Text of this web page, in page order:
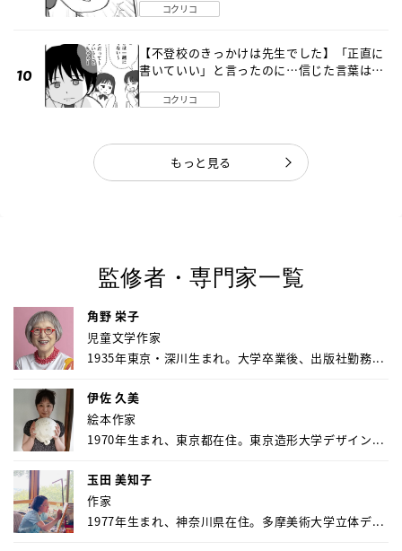
コクリコ
【不登校のきっかけは先生でした】「正直に
書いていい」と言ったのに…信じた言葉は噓
コクリコ
もっと見る
監修者・専門家一覧
角野 栄子
児童文学作家
1935年東京・深川生まれ。大学卒業後、出版社勤務...
伊佐 久美
絵本作家
1970年生まれ、東京都在住。東京造形大学デザイン...
玉田 美知子
作家
1977年生まれ、神奈川県在住。多摩美術大学立体デ...